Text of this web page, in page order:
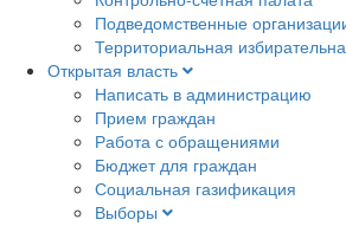
Подведомственные
Территориальная
Открытая власть
Написать в администрацию
Прием граждан
Работа с обращениями
Бюджет для граждан
Социальная газификация
Выборы